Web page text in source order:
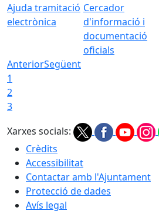
Ajuda tramitació
electrònica
Cercador
d'informació i
documentació
oficials
AnteriorSegüent
1
2
3
Xarxes socials:
Crèdits
Accessibilitat
Contactar amb l'Ajuntament
Protecció de dades
Avís legal